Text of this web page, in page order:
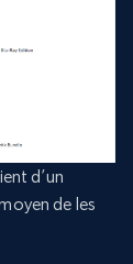
d’un
de les